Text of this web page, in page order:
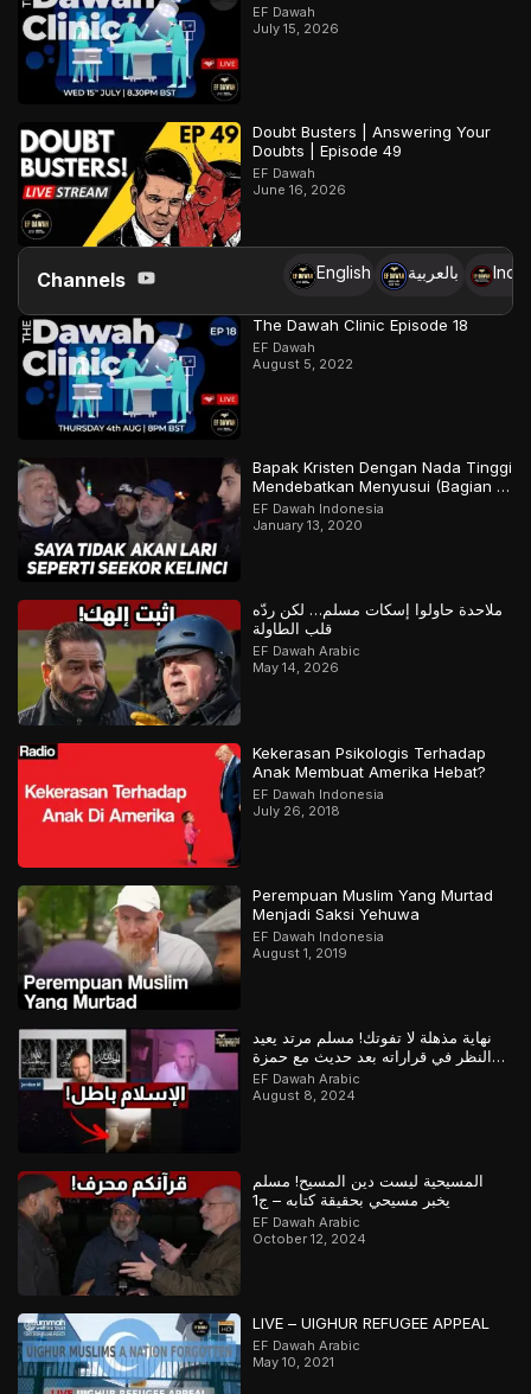
EF Dawah
July 15, 2026
Doubt Busters | Answering Your
Doubts | Episode 49
EF Dawah
June 16, 2026
Channels English بالعربية
The Dawah Clinic Episode 18
EF Dawah
August 5, 2022
Bapak Kristen Dengan Nada Tinggi
Mendebatkan Menyusui (Bagian 2
Final)
EF Dawah Indonesia
January 13, 2020
ملاحدة حاولوا إسكات مسلم… لكن ردّه
قلب الطاولة
EF Dawah Arabic
May 14, 2026
Kekerasan Psikologis Terhadap
Anak Membuat Amerika Hebat?
EF Dawah Indonesia
July 26, 2018
Perempuan Muslim Yang Murtad
Menjadi Saksi Yehuwa
EF Dawah Indonesia
August 1, 2019
نهاية مذهلة لا تفوتك! مسلم مرتد يعيد
النظر في قراراته بعد حديث مع حمزة
وعباس
EF Dawah Arabic
August 8, 2024
المسيحية ليست دين المسيح! مسلم
يخبر مسيحي بحقيقة كتابه – ج1
EF Dawah Arabic
October 12, 2024
LIVE – UIGHUR REFUGEE APPEAL
EF Dawah Arabic
May 10, 2021